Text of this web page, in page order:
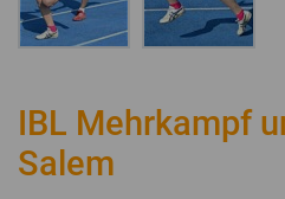
IBL Mehrkampf
Salem